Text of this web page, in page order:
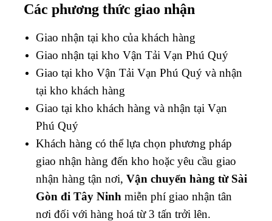
Các phương thức giao nhận
Giao nhận tại kho của khách hàng
Giao nhận tại kho Vận Tải Vạn Phú Quý
Giao tại kho Vận Tải Vạn Phú Quý và nhận
tại kho khách hàng
Giao tại kho khách hàng và nhận tại Vạn
Phú Quý
Khách hàng có thể lựa chọn phương pháp
giao nhận hàng đến kho hoặc yêu cầu giao
nhận hàng tận nơi, Vận chuyển hàng từ Sài
Gòn đi Tây Ninh miễn phí giao nhận tân
nơi đối với hàng hoá từ 3 tấn trởi lên.